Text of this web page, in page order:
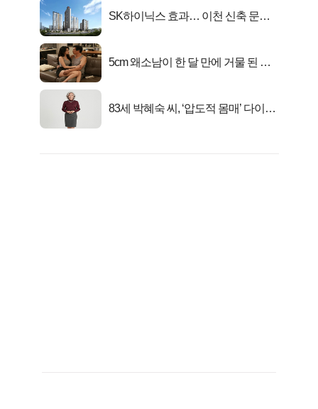
SK하이닉스 효과… 이천 신축 문의
5cm 왜소남이 한 달 만에 거물 된 사
83세 박혜숙 씨, ‘압도적 몸매’ 다이어